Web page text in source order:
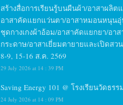
สร้างสื่อการเรียนรู้บนผืนผ้า/อาสาผลิต
อาสาคัดแยกแว่นตา/อาสาหมอนหนุนอุ่
ชุดกางเกงผ้าอ้อม/อาสาคัดแยกยา/อา
กระดาษ/อาสาเยี่ยมตายายและเปิดสว
8-9, 15-16 ส.ค. 2569
29 July 2026 at 14 : 39 PM
Saving Energy 101 @ โรงเรียนวัดธรร
24 July 2026 at 14 : 09 PM